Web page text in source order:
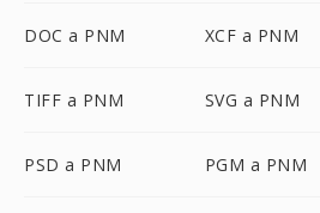
DOC a PNM XCF a PNM
TIFF a PNM SVG a PNM
PSD a PNM PGM a PNM